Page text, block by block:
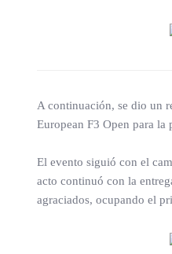
A continuación, se dio un
European F3 Open para
El evento siguió con el
acto continuó con la
agraciados, ocupando el